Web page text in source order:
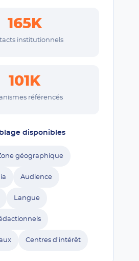
165K
institutionnels
101K
référencés
disponibles
géographique
Audience
Langue
Centres d'intérêt